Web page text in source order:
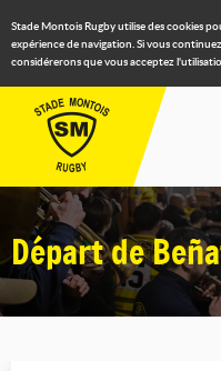
Stade Montois Rugby utilise des cookies
expérience de navigation. Si vous
considérerons que vous acceptez
Départ de